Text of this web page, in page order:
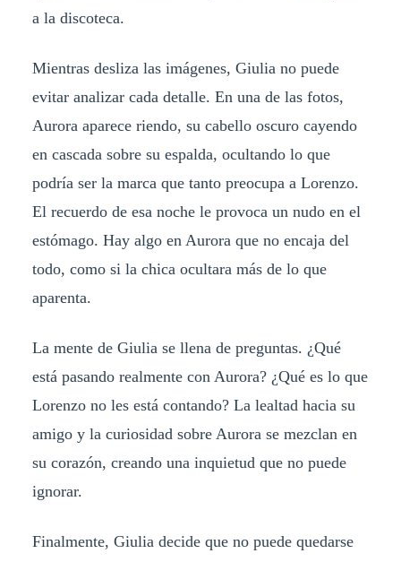
a la discoteca.
Mientras desliza las imágenes, Giulia no puede
evitar analizar cada detalle. En una de las fotos,
Aurora aparece riendo, su cabello oscuro cayendo
en cascada sobre su espalda, ocultando lo que
podría ser la marca que tanto preocupa a Lorenzo.
El recuerdo de esa noche le provoca un nudo en el
estómago. Hay algo en Aurora que no encaja del
todo, como si la chica ocultara más de lo que
aparenta.
La mente de Giulia se llena de preguntas. ¿Qué
está pasando realmente con Aurora? ¿Qué es lo que
Lorenzo no les está contando? La lealtad hacia su
amigo y la curiosidad sobre Aurora se mezclan en
su corazón, creando una inquietud que no puede
ignorar.
Finalmente, Giulia decide que no puede quedarse